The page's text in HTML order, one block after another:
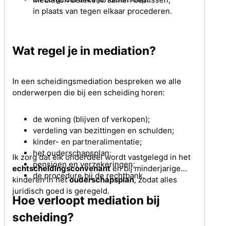
in plaats van tegen elkaar procederen.
Wat regel je in mediation?
In een scheidingsmediation bespreken we alle
onderwerpen die bij een scheiding horen:
de woning (blijven of verkopen);
verdeling van bezittingen en schulden;
kinder- en partneralimentatie;
het ouderschapsplan;
pensioen en verzekeringen;
de procedure bij de rechtbank.
Ik zorg dat elk onderdeel wordt vastgelegd in het
echtscheidingsconvenanten bij minderjarige
kinderen in hetouderschapsplan, zodat alles
juridisch goed is geregeld.
Hoe verloopt mediation bij
scheiding?